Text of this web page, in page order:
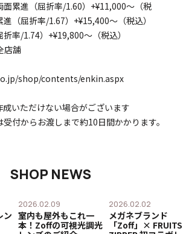
面累進（屈折率/1.60）+¥11,000〜（税
（屈折率/1.67）+¥15,400〜（税込）
率/1.74）+¥19,800〜（税込）
店舗
shop/contents/enkin.aspx
いただけない場合がございます
付からお渡しまで約10日間かかります。
SHOP NEWS
ン
2026.02.09
室内も屋外もこれ一
本！Zoffの可視光調光
2026.02.02
メガネブランド
「Zoff」× FRUITS